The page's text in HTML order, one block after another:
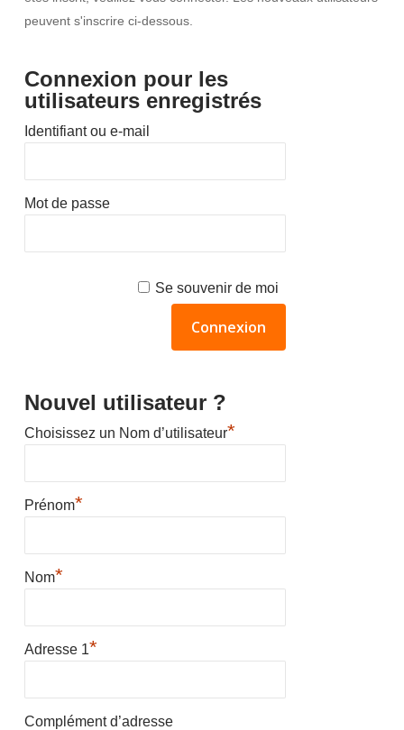
peuvent s'inscrire ci-dessous.
Connexion pour les
utilisateurs enregistrés
Identifiant ou e-mail
Mot de passe
Se souvenir de moi
Nouvel utilisateur ?
Choisissez un Nom d’utilisateur*
Prénom*
Nom*
Adresse 1*
Complément d’adresse